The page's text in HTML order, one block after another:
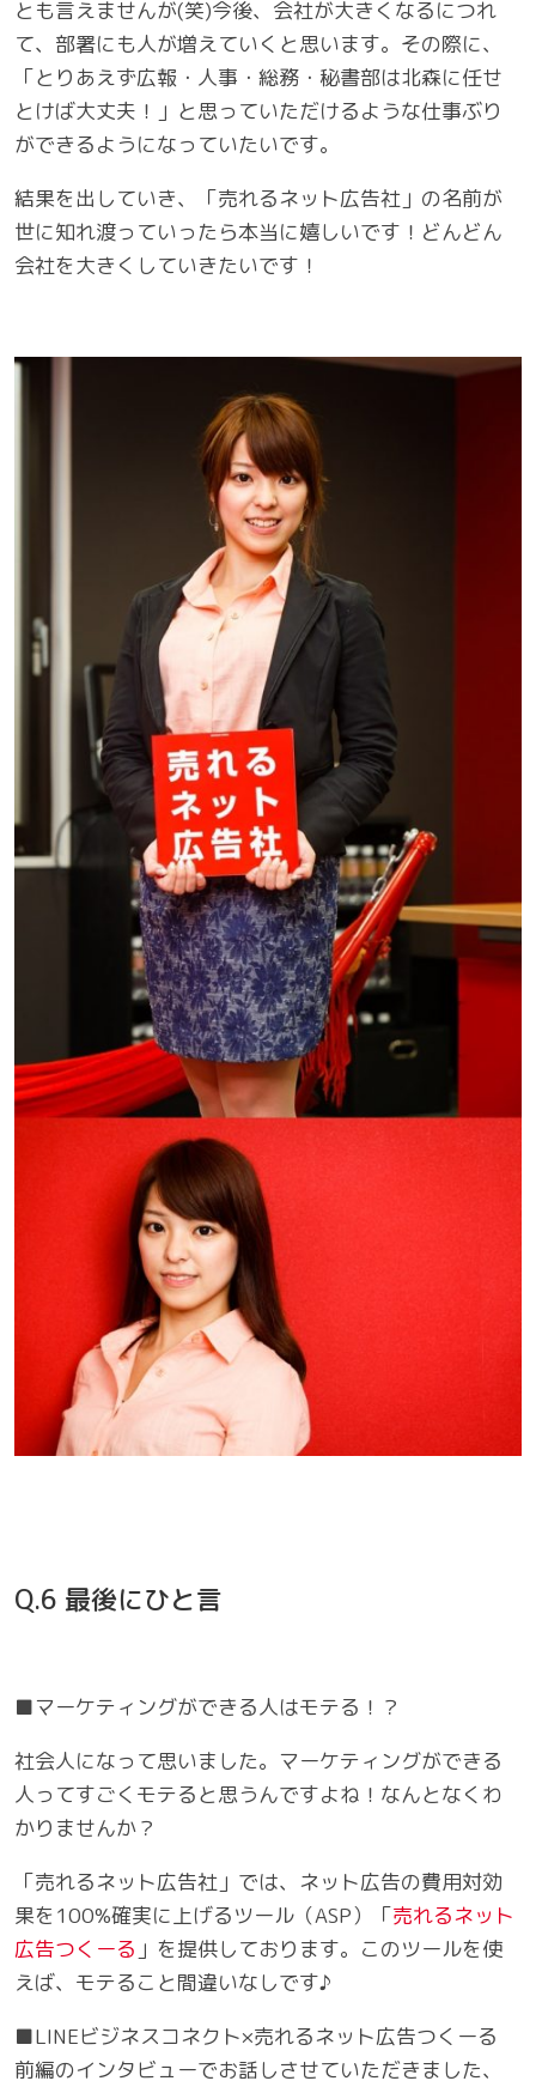
とも言えませんが(笑)今後、会社が大きくなるにつれ
て、部署にも人が増えていくと思います。その際に、
「とりあえず広報・人事・総務・秘書部は北森に任せ
とけば大丈夫！」と思っていただけるような仕事ぶり
ができるようになっていたいです。
結果を出していき、「売れるネット広告社」の名前が
世に知れ渡っていったら本当に嬉しいです！どんどん
会社を大きくしていきたいです！
Q.6 最後にひと言
■マーケティングができる人はモテる！？
社会人になって思いました。マーケティングができる
人ってすごくモテると思うんですよね！なんとなくわ
かりませんか？
「売れるネット広告社」では、ネット広告の費用対効
果を100%確実に上げるツール（ASP）「売れるネット
広告つくーる 」を提供しております。このツールを使
えば、モテること間違いなしです♪
■LINEビジネスコネクト×売れるネット広告つくーる
前編のインタビューでお話しさせていただきました、